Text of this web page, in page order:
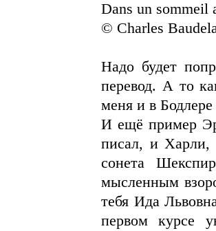
Dans un sommeil
© Charles
Надо будет
перевод. А то
меня и в
И ещё пример
писал, и Харли,
сонета
мысленным
тебя Ида
первом курсе